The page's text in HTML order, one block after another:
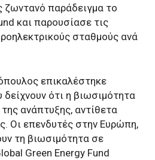
παράδειγμα το
και παρουσίασε τις
σταθμούς ανά
επικαλέστηκε
δείχνουν ότι η βιωσιμότητα
ανάπτυξης, αντίθετα
Οι επενδυτές στην Ευρώπη,
τη βιωσιμότητα σε
Green Energy Fund